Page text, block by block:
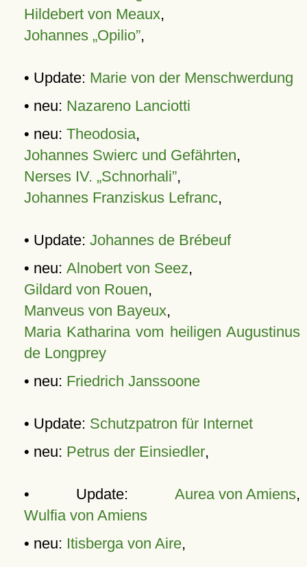
Hildebert von Meaux,
Johannes „Opilio”,
• Update: Marie von der Menschwerdung
• neu: Nazareno Lanciotti
• neu: Theodosia,
Johannes Swierc und Gefährten,
Nerses IV. „Schnorhali”,
Johannes Franziskus Lefranc,
• Update: Johannes de Brébeuf
• neu: Alnobert von Seez,
Gildard von Rouen,
Manveus von Bayeux,
Maria Katharina vom heiligen Augustinus
de Longprey
• neu: Friedrich Janssoone
• Update: Schutzpatron für Internet
• neu: Petrus der Einsiedler,
• Update: Aurea von Amiens,
Wulfia von Amiens
• neu: Itisberga von Aire,